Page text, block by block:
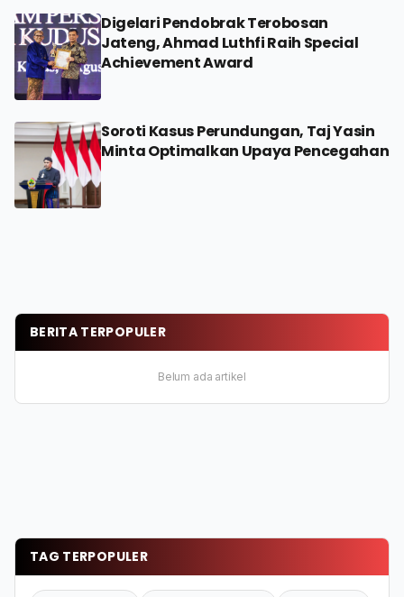
Digelari Pendobrak Terobosan
Jateng, Ahmad Luthfi Raih Special
Achievement Award
Soroti Kasus Perundungan, Taj Yasin
Minta Optimalkan Upaya Pencegahan
BERITA TERPOPULER
Belum ada artikel
TAG TERPOPULER